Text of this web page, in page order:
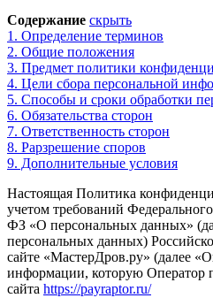
Содержание скрыть
1. Определение терминов
2. Общие положения
3. Предмет политики
4. Цели сбора персональной
5. Способы и сроки обработки
6. Обязательства сторон
7. Ответственность сторон
8. Рарзрешение споров
9. Дополнительные условия
Настоящая Политика
учетом требований
ФЗ «О персональных данных»
персональных данных)
сайте «МастерДров.ру» (далее
информации, которую Оператор
сайта https://payraptor.ru/